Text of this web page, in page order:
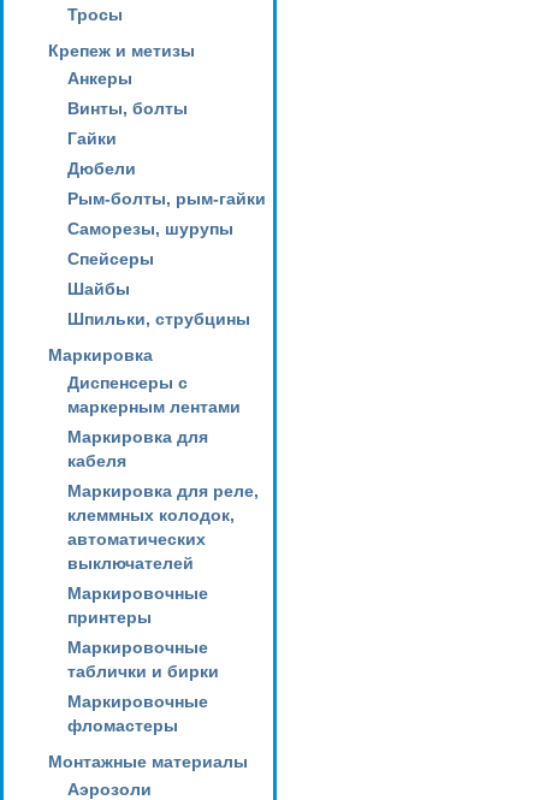
Тросы
Крепеж и метизы
Анкеры
Винты, болты
Гайки
Дюбели
Рым-болты, рым-гайки
Саморезы, шурупы
Спейсеры
Шайбы
Шпильки, струбцины
Маркировка
Диспенсеры с
маркерным лентами
Маркировка для
кабеля
Маркировка для реле,
клеммных колодок,
автоматических
выключателей
Маркировочные
принтеры
Маркировочные
таблички и бирки
Маркировочные
фломастеры
Монтажные материалы
Аэрозоли